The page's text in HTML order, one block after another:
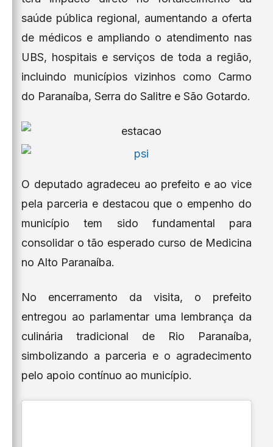
saúde pública regional, aumentando a oferta
de médicos e ampliando o atendimento nas
UBS, hospitais e serviços de toda a região,
incluindo municípios vizinhos como Carmo
do Paranaíba, Serra do Salitre e São Gotardo.
O deputado agradeceu ao prefeito e ao vice
pela parceria e destacou que o empenho do
município tem sido fundamental para
consolidar o tão esperado curso de Medicina
no Alto Paranaíba.
No encerramento da visita, o prefeito
entregou ao parlamentar uma lembrança da
culinária tradicional de Rio Paranaíba,
simbolizando a parceria e o agradecimento
pelo apoio contínuo ao município.